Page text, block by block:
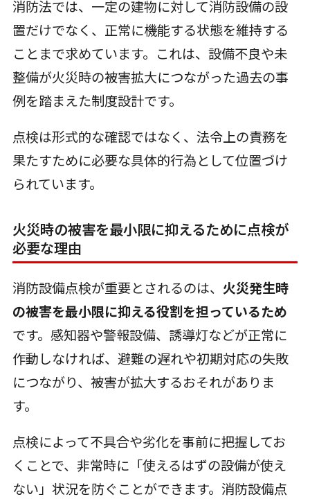
消防法では、一定の建物に対して消防設備の設
置だけでなく、正常に機能する状態を維持する
ことまで求めています。これは、設備不良や未
整備が火災時の被害拡大につながった過去の事
例を踏まえた制度設計です。
点検は形式的な確認ではなく、法令上の責務を
果たすために必要な具体的行為として位置づけ
られています。
火災時の被害を最小限に抑えるために点検が
必要な理由
消防設備点検が重要とされるのは、 火災発生時
の被害を最小限に抑える役割を担っているため
です。感知器や警報設備、誘導灯などが正常に
作動しなければ、避難の遅れや初期対応の失敗
につながり、被害が拡大するおそれがありま
す。
点検によって不具合や劣化を事前に把握してお
くことで、非常時に「使えるはずの設備が使え
ない」状況を防ぐことができます。消防設備点